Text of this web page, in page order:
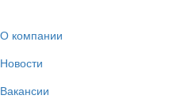
О компании
Новости
Вакансии